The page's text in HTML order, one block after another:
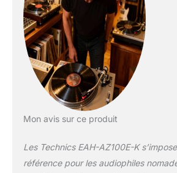
Mon avis sur ce produit
Les Technics EAH-AZ100E-K
référence pour les audiophiles